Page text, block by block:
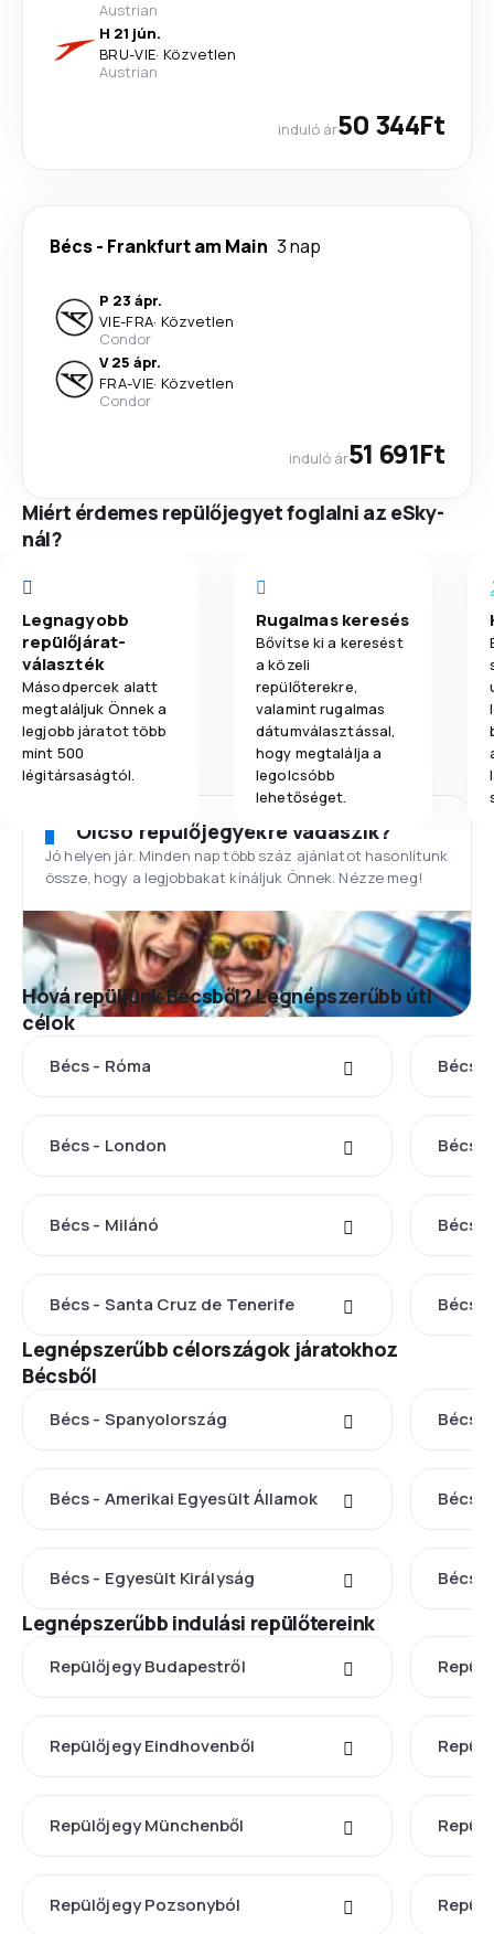
Austrian
H 21 jún.
BRU-VIE· Közvetlen
Austrian
induló ár50 344Ft
Bécs- Frankfurt am Main 3 nap
P 23 ápr.
VIE-FRA· Közvetlen
Condor
V 25 ápr.
FRA-VIE· Közvetlen
Condor
induló ár51 691Ft
Miért érdemes repülőjegyet foglalni az eSky-
nál?
Legnagyobb
repülőjárat-
választék
Másodpercek alatt
megtaláljuk Önnek a
legjobb járatot több
mint 500
légitársaságtól.
Rugalmas keresés
Bővítse ki a keresést
a közeli
repülőterekre,
valamint rugalmas
dátumválasztással,
hogy megtalálja a
legolcsóbb
lehetőséget.
Olcsó repülőjegyekre vadászik?
Jó helyen jár. Minden nap több száz ajánlatot hasonlítunk
össze, hogy a legjobbakat kínáljuk Önnek. Nézze meg!
Hová repüljünk Bécsből? Legnépszerűbb úti
célok
Bécs - Róma Bécs
Bécs - London Bécs
Bécs - Milánó Bécs
Bécs - Santa Cruz de Tenerife Bécs -
Legnépszerűbb célországok járatokhoz
Bécsből
Bécs - Spanyolország Bécs
Bécs - Amerikai Egyesült Államok Bécs
Bécs - Egyesült Királyság Bécs
Legnépszerűbb indulási repülőtereink
Repülőjegy Budapestről
Repülőjegy Eindhovenből
Repülőjegy Münchenből
Repülőjegy Pozsonyból